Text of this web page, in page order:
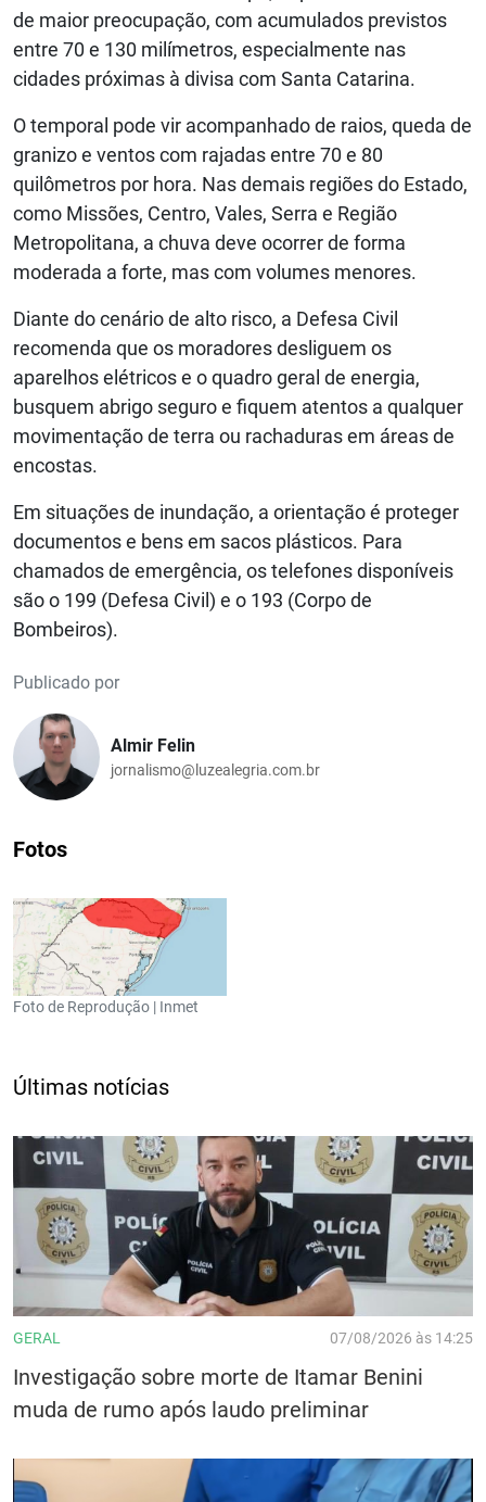
de maior preocupação, com acumulados previstos
entre 70 e 130 milímetros, especialmente nas
cidades próximas à divisa com Santa Catarina.
O temporal pode vir acompanhado de raios, queda de
granizo e ventos com rajadas entre 70 e 80
quilômetros por hora. Nas demais regiões do Estado,
como Missões, Centro, Vales, Serra e Região
Metropolitana, a chuva deve ocorrer de forma
moderada a forte, mas com volumes menores.
Diante do cenário de alto risco, a Defesa Civil
recomenda que os moradores desliguem os
aparelhos elétricos e o quadro geral de energia,
busquem abrigo seguro e fiquem atentos a qualquer
movimentação de terra ou rachaduras em áreas de
encostas.
Em situações de inundação, a orientação é proteger
documentos e bens em sacos plásticos. Para
chamados de emergência, os telefones disponíveis
são o 199 (Defesa Civil) e o 193 (Corpo de
Bombeiros).
Publicado por
Almir Felin
jornalismo@luzealegria.com.br
Fotos
Foto de Reprodução | Inmet
Últimas notícias
GERAL 07/08/2026 às 14:25
Investigação sobre morte de Itamar Benini
muda de rumo após laudo preliminar